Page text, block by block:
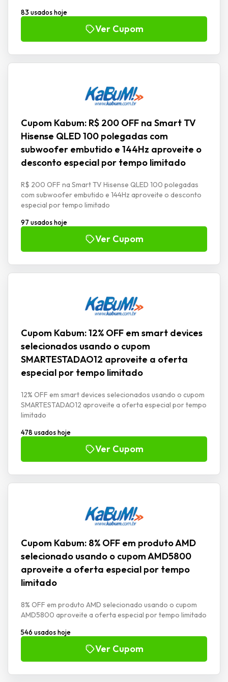
83 usados hoje
Ver Cupom
Cupom Kabum: R$ 200 OFF na Smart TV
Hisense QLED 100 polegadas com
subwoofer embutido e 144Hz aproveite o
desconto especial por tempo limitado
R$ 200 OFF na Smart TV Hisense QLED 100 polegadas
com subwoofer embutido e 144Hz aproveite o desconto
especial por tempo limitado
97 usados hoje
Ver Cupom
Cupom Kabum: 12% OFF em smart devices
selecionados usando o cupom
SMARTESTADAO12 aproveite a oferta
especial por tempo limitado
12% OFF em smart devices selecionados usando o cupom
SMARTESTADAO12 aproveite a oferta especial por tempo
limitado
478 usados hoje
Ver Cupom
Cupom Kabum: 8% OFF em produto AMD
selecionado usando o cupom AMD5800
aproveite a oferta especial por tempo
limitado
8% OFF em produto AMD selecionado usando o cupom
AMD5800 aproveite a oferta especial por tempo limitado
546 usados hoje
Ver Cupom